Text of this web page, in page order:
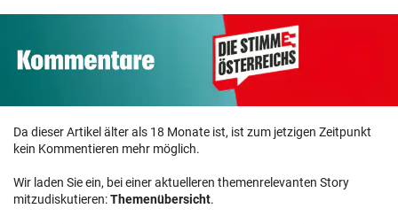
Da dieser Artikel älter als 18 Monate ist, ist zum jetzigen Zeitpunkt
kein Kommentieren mehr möglich.
Wir laden Sie ein, bei einer aktuelleren themenrelevanten Story
mitzudiskutieren:Themenübersicht.